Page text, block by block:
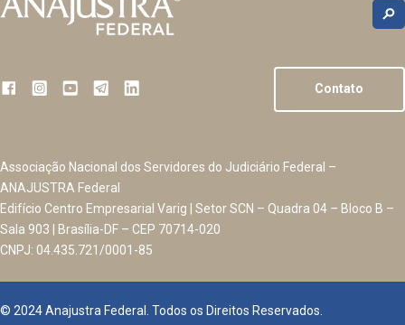
Contato
Associação Nacional dos Servidores do Judiciário Federal –
ANAJUSTRA Federal
Edifício Centro Empresarial Varig | Setor SCN – Quadra 04 – Bloco B –
Sala 903 | Brasília-DF – CEP 70714-020
CNPJ: 04.435.721/0001-85
© 2024 Anajustra Federal. Todos os Direitos Reservados.